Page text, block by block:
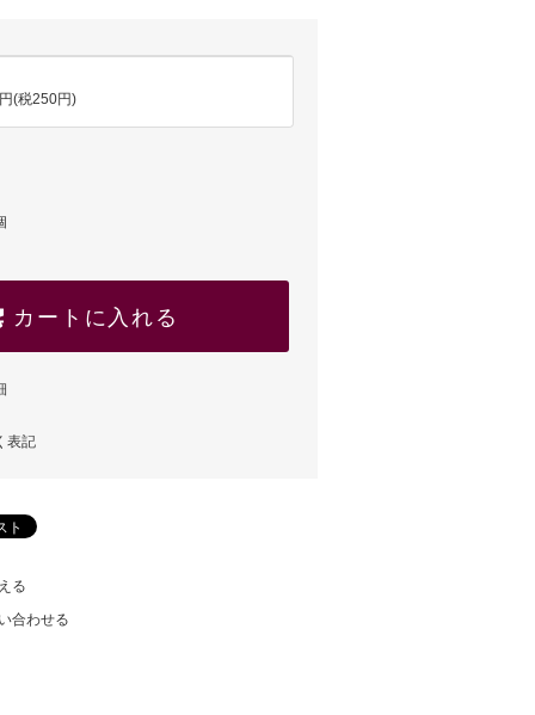
(税250円)
カートに入れる
表記
る
合わせる